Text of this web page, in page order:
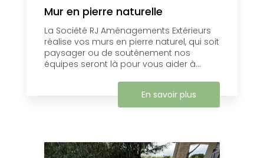
Mur en pierre naturelle
La Société RJ Aménagements Extérieurs
réalise vos murs en pierre naturel, ​qui soit
paysager ou de soutènement nos
équipes seront là pour vous aider à...
En savoir plus